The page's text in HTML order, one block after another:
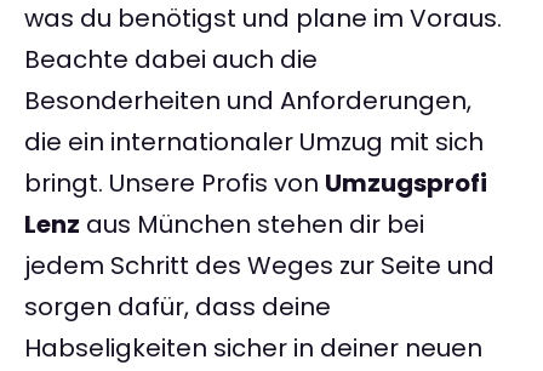
was du benötigst und plane im Voraus.
Beachte dabei auch die
Besonderheiten und Anforderungen,
die ein internationaler Umzug mit sich
bringt. Unsere Profis von Umzugsprofi
Lenz aus München stehen dir bei
jedem Schritt des Weges zur Seite und
sorgen dafür, dass deine
Habseligkeiten sicher in deiner neuen